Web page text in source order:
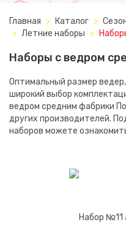
Главная Каталог
Летние наборы
Наборы с ведром
Оптимальный размер
широкий выбор
ведром средним фабрики
других производителей.
наборов можете